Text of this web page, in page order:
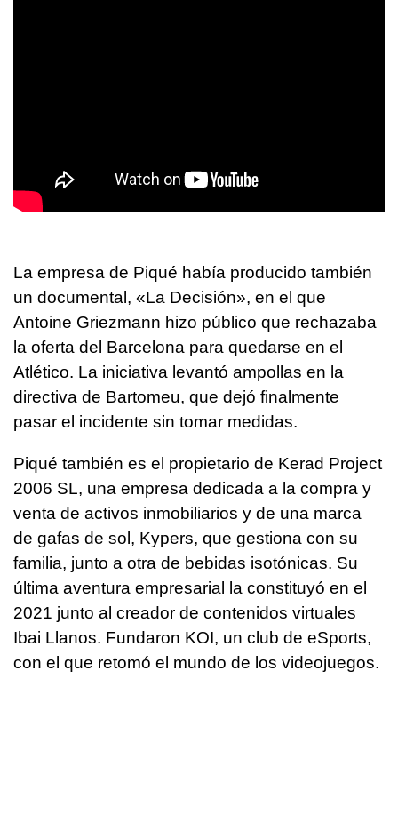
La empresa de Piqué había producido también
un documental, «La Decisión», en el que
Antoine Griezmann hizo público que rechazaba
la oferta del Barcelona para quedarse en el
Atlético. La iniciativa levantó ampollas en la
directiva de Bartomeu, que dejó finalmente
pasar el incidente sin tomar medidas.
Piqué también es el propietario de Kerad Project
2006 SL, una empresa dedicada a la compra y
venta de activos inmobiliarios y de una marca
de gafas de sol, Kypers, que gestiona con su
familia, junto a otra de bebidas isotónicas. Su
última aventura empresarial la constituyó en el
2021 junto al creador de contenidos virtuales
Ibai Llanos. Fundaron KOI, un club de eSports,
con el que retomó el mundo de los videojuegos.